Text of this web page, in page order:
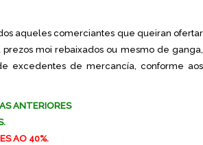
aqueles comerciantes que queiran ofertar
moi rebaixados ou mesmo de ganga,
excedentes de mercancía, conforme aos
ANTERIORES
AO 40%.